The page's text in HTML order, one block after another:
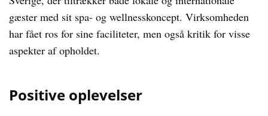
gæster med sit spa- og wellnesskoncept. Virksomheden
har fået ros for sine faciliteter, men også kritik for visse
aspekter af opholdet.
Positive oplevelser